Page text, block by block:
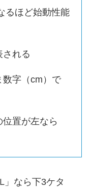
るほど始動性能
れる
字（cm）で
置が左なら
」なら下3ケタ